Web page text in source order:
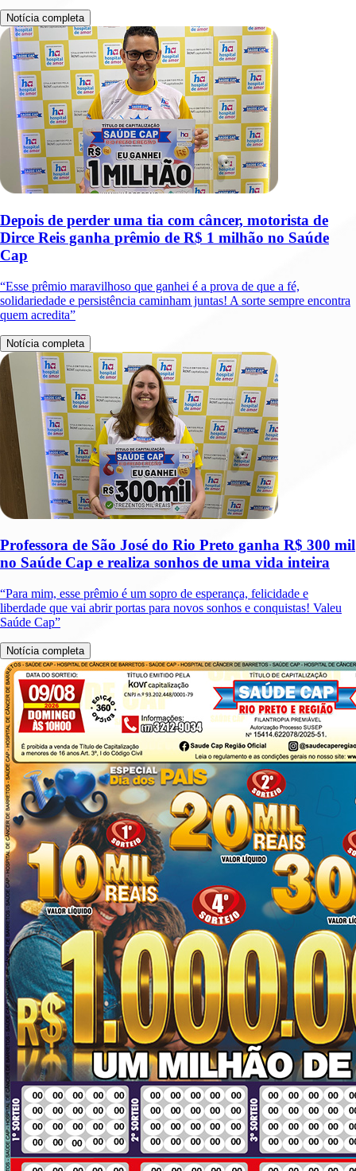
Notícia completa
Depois de perder uma tia com câncer, motorista de
Dirce Reis ganha prêmio de R$ 1 milhão no Saúde
Cap
“Esse prêmio maravilhoso que ganhei é a prova de que a fé,
solidariedade e persistência caminham juntas! A sorte sempre encontra
quem acredita”
Notícia completa
Professora de São José do Rio Preto ganha R$ 300 mil
no Saúde Cap e realiza sonhos de uma vida inteira
“Para mim, esse prêmio é um sopro de esperança, felicidade e
liberdade que vai abrir portas para novos sonhos e conquistas! Valeu
Saúde Cap”
Notícia completa